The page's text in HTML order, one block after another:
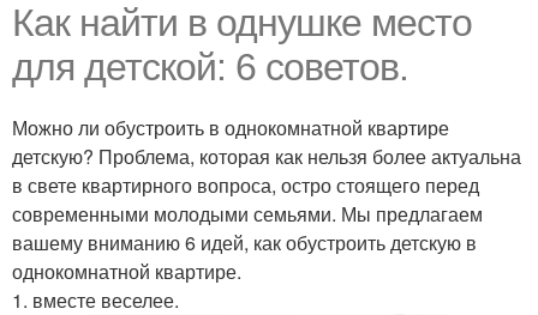
Как найти в однушке место
для детской: 6 советов.
Можно ли обустроить в однокомнатной квартире
детскую? Проблема, которая как нельзя более актуальна
в свете квартирного вопроса, остро стоящего перед
современными молодыми семьями. Мы предлагаем
вашему вниманию 6 идей, как обустроить детскую в
однокомнатной квартире.
1. вместе веселее.